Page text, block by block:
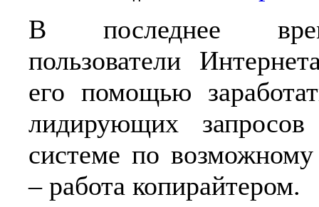
В последнее
пользователи
его помощью
лидирующих
системе по возможному
– работа копирайтером.